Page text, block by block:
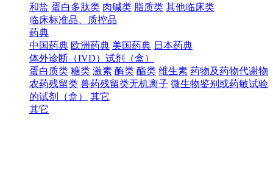
和盐 蛋白多肽类 肉碱类 脂质类 其他临床类
临床标准品、质控品
药典
中国药典 欧洲药典 美国药典 日本药典
体外诊断（IVD）试剂（盒）
蛋白质类 糖类 激素 酶类 酯类 维生素 药物及药物代谢物
农药残留类 兽药残留类无机离子 微生物鉴别或药敏试验
的试剂（盒）
其它
其它